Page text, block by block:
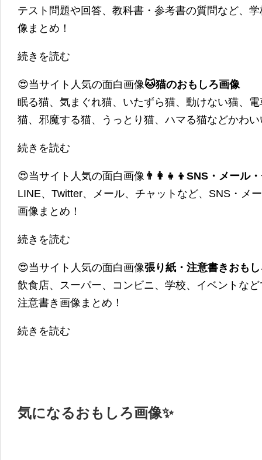
テスト問題や回答、教科書・参考書の質問など、
像まとめ！
続きを読む
😍当サイト人気の面白画像🐱猫のおもしろ画像
眠る猫、気まぐれ猫、いたずら猫、動けない猫、
猫、邪魔する猫、うっとり猫、ハマる猫などかわ
続きを読む
😍当サイト人気の面白画像 👨‍👩‍👧‍👦SNS・メール
LINE、Twitter、メール、チャットなど、SNS・メ
画像まとめ！
続きを読む
😍当サイト人気の面白画像張り紙・注意書きおも
飲食店、スーパー、コンビニ、学校、イベントな
注意書き画像まとめ！
続きを読む
気になるおもしろ画像✨